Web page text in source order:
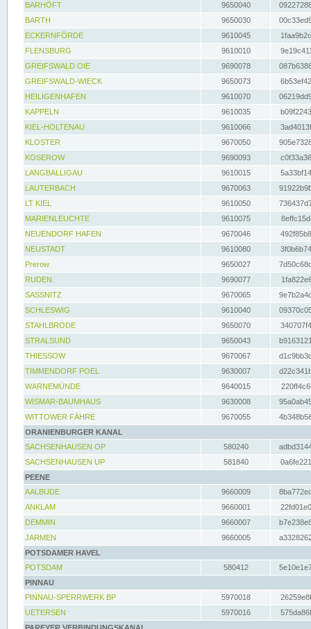
BARHÖFT
9650040
BARTH
9650030
ECKERNFÖRDE
9610045
FLENSBURG
9610010
GREIFSWALD OIE
9690078
GREIFSWALD-WIECK
9650073
HEILIGENHAFEN
9610070
KAPPELN
9610035
KIEL-HOLTENAU
9610066
KLOSTER
9670050
KOSEROW
9690093
LANGBALLIGAU
9610015
LAUTERBACH
9670063
LT KIEL
9610050
MARIENLEUCHTE
9610075
NEUENDORF HAFEN
9670046
NEUSTADT
9610080
Prerow
9650027
RUDEN
9690077
SASSNITZ
9670065
SCHLESWIG
9610040
STAHLBRODE
9650070
STRALSUND
9650043
THIESSOW
9670067
TIMMENDORF POEL
9630007
WARNEMÜNDE
9640015
WISMAR-BAUMHAUS
9630008
WITTOWER FÄHRE
9670055
ORANIENBURGER KANAL
SACHSENHAUSEN OP
580240
SACHSENHAUSEN UP
581840
PEENE
AALBUDE
9660009
ANKLAM
9660001
DEMMIN
9660007
JARMEN
9660005
POTSDAMER HAVEL
POTSDAM
580412
PINNAU
PINNAU-SPERRWERK BP
5970018
UETERSEN
5970016